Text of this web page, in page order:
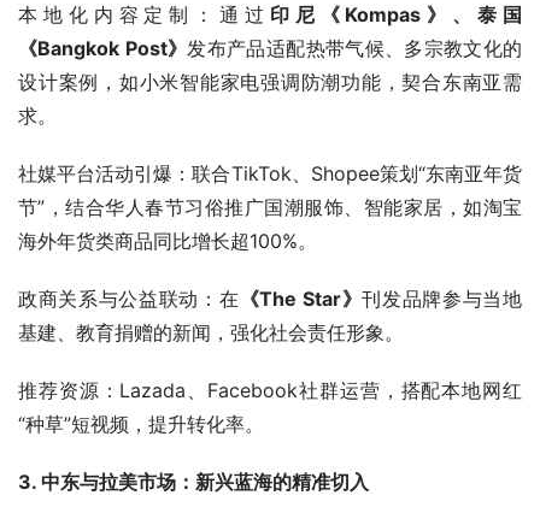
本地化内容定制：通过 印尼《Kompas》、泰国
《Bangkok Post》 发布产品适配热带气候、多宗教文化的
设计案例，如小米智能家电强调防潮功能，契合东南亚需
求。
社媒平台活动引爆：联合TikTok、Shopee策划“东南亚年货
节”，结合华人春节习俗推广国潮服饰、智能家居，如淘宝
海外年货类商品同比增长超100%。
政商关系与公益联动：在 《The Star》刊发品牌参与当地
基建、教育捐赠的新闻，强化社会责任形象。
推荐资源：Lazada、Facebook社群运营，搭配本地网红
“种草”短视频，提升转化率。
3. 中东与拉美市场：新兴蓝海的精准切入